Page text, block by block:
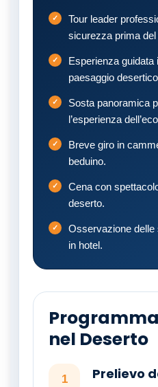
Tour leader
sicurezza prima del
Esperienza guidata
paesaggio
Sosta panoramica
l’esperienza
Breve giro in
beduino.
Cena con
deserto.
Osservazione delle
in hotel.
nel Deserto
1 Prelievo